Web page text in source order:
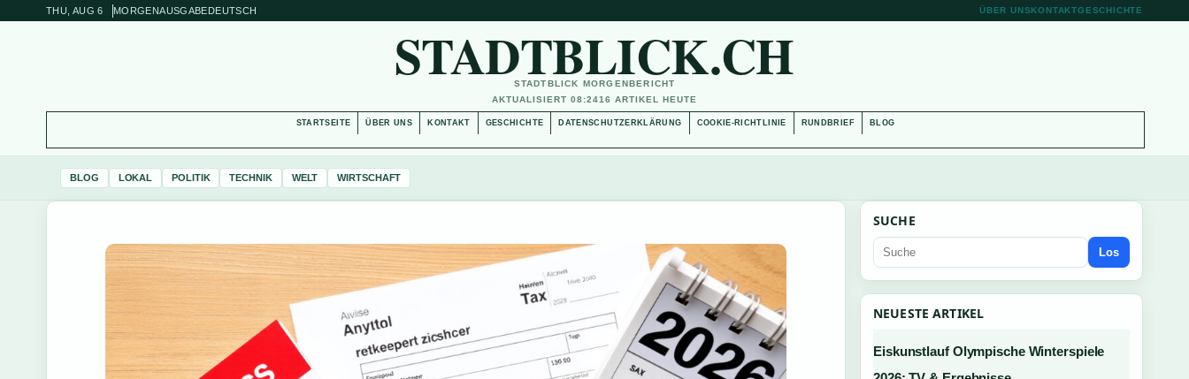
THU, AUG 6 MORGENAUSGABEDEUTSCH ÜBER UNSKONTAKTGESCHICHTE
STADTBLICK.CH
STADTBLICK MORGENBERICHT
AKTUALISIERT 08:2416 ARTIKEL HEUTE
STARTSEITE ÜBER UNS KONTAKT GESCHICHTE DATENSCHUTZERKLÄRUNG COOKIE-RICHTLINIE RUNDBRIEF BLOG
BLOG LOKAL POLITIK TECHNIK WELT WIRTSCHAFT
SUCHE
Los
NEUESTE ARTIKEL
Eiskunstlauf Olympische Winterspiele